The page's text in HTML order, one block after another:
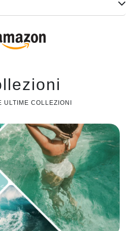
ULTIME COLLEZIONI